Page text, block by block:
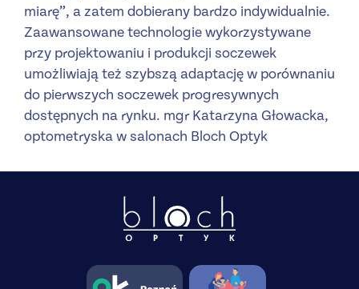
miarę”, a zatem dobierany bardzo indywidualnie.
Zaawansowane technologie wykorzystywane
przy projektowaniu i produkcji soczewek
umożliwiają też szybszą adaptację w porównaniu
do pierwszych soczewek progresywnych
dostępnych na rynku. mgr Katarzyna Głowacka,
optometryska w salonach Bloch Optyk